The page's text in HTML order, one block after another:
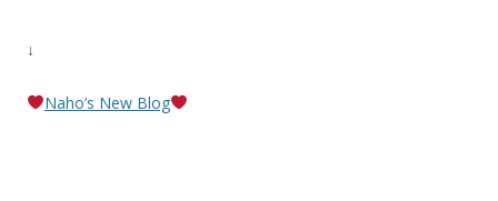
↓
Naho’s New Blog